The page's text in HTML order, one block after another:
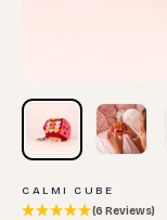
CALMI CUBE
(6 Reviews)